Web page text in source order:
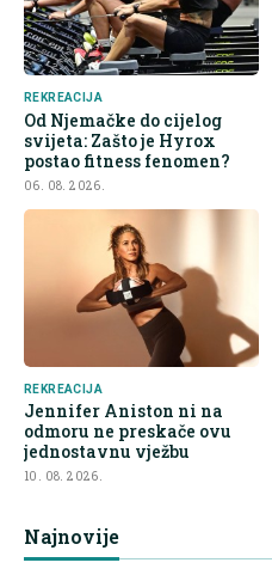
REKREACIJA
Od Njemačke do cijelog
svijeta: Zašto je Hyrox
postao fitness fenomen?
06. 08. 2026.
REKREACIJA
Jennifer Aniston ni na
odmoru ne preskače ovu
jednostavnu vježbu
10. 08. 2026.
Najnovije